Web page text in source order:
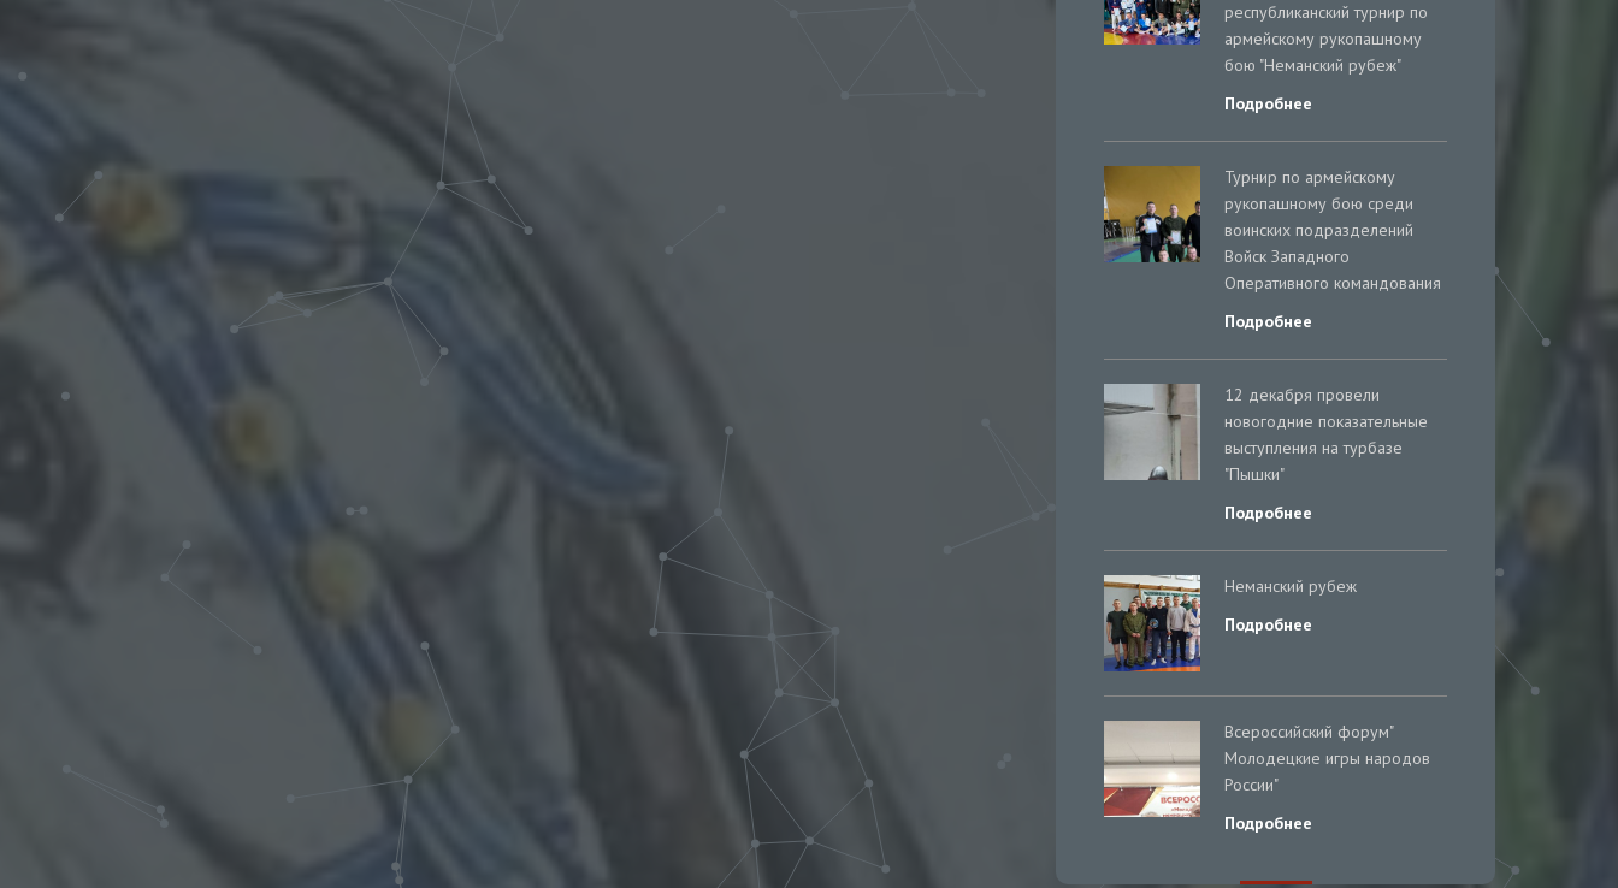
республиканский турнир по
армейскому рукопашному
бою "Неманский рубеж"
Подробнее
Турнир по армейскому
рукопашному бою среди
воинских подразделений
Войск Западного
Оперативного командования
Подробнее
12 декабря провели
новогодние показательные
выступления на турбазе
"Пышки"
Подробнее
Неманский рубеж
Подробнее
Всероссийский форум"
Молодецкие игры народов
России"
Подробнее